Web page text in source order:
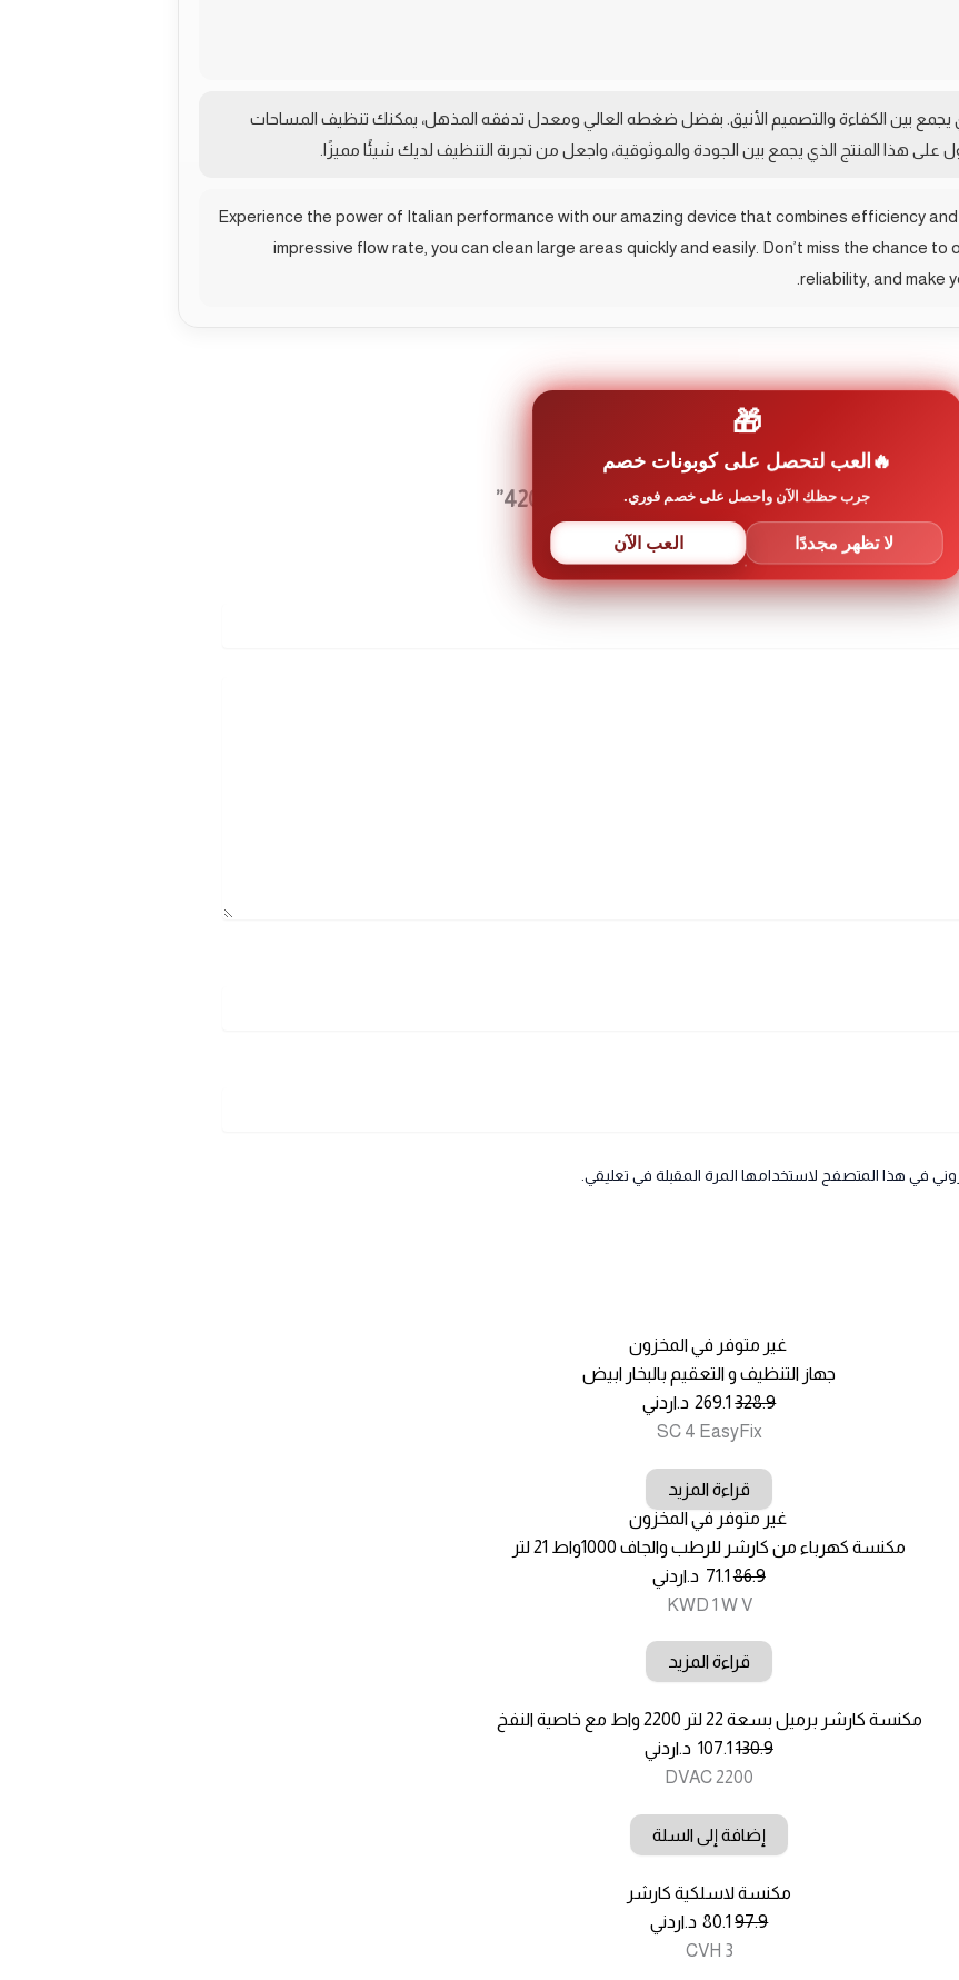
الذي يجمع بين الكفاءة والتصميم الأنيق. بفضل ضغطه العالي ومعدل تدفقه المذهل، يمكنك تنظيف المساحات
هذا المنتج الذي يجمع بين الجودة والموثوقية، واجعل من تجربة التنظيف لديك شيئًا مميزًا.
Experience the power of Italian performance with our amazing device that combines efficiency
impressive flow rate, you can clean large areas quickly and easily. Don’t miss the chance
reliability, and make
للماء 130بار معدل التدفق 420”
مشار إليها بـ
في هذا المتصفح لاستخدامها المرة المقبلة في تعليقي.
غير متوفر في المخزون
جهاز التنظيف و التعقيم بالبخار ابيض
328.9
269.1 د.اردني
SC 4 EasyFix
قراءة المزيد
غير متوفر في المخزون
مكنسة كهرباء من كارشر للرطب والجاف 1000واط 21 لتر
86.9
71.1 د.اردني
KWD 1 W V
قراءة المزيد
مكنسة كارشر برميل بسعة 22 لتر 2200 واط مع خاصية النفخ
130.9
107.1 د.اردني
DVAC 2200
إضافة إلى السلة
مكنسة لاسلكية كارشر
97.9
80.1 د.اردني
CVH 3
🎁
العب لتحصل على كوبونات خصم
جرب حظك الآن واحصل على خصم فوري.
لا تظهر مجددًا العب الآن